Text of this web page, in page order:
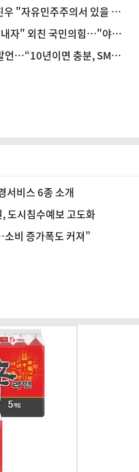
"자유민주주의서 있을 수
자" 외친 국민의힘…"야당
언…“10년이면 충분, SMR
서비스 6종 소개
도시침수예보 고도화
비 증가폭도 커져”